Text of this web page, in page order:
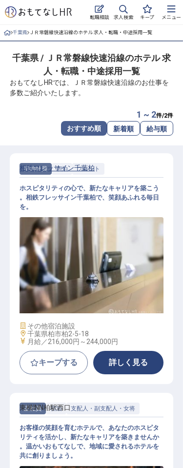
転職相談 求人検索 キープ メニュー
ログイン
求人・施設を探す
キープした求人
おもてなしHRについて
よくある質問
ホテル・宿泊業界情報コラム
無料 転職サポートに申し込む
採用をお考えの企業様へ
千葉県 ＪＲ常磐線快速沿線のホテル 求人・転職・中途採用一覧
千葉県 / ＪＲ常磐線快速沿線のホテル 求
人・転職・中途採用一覧
おもてなしHRでは、ＪＲ常磐線快速沿線のお仕事を
多数ご紹介いたします。
1 ~ 2件/2件
おすすめ順 新着順 給与順
契約社員 宿泊 フロント
フロントスタッフ
相鉄フレッサイン千葉柏
ホスピタリティの心で、新たなキャリアを築こう
。相鉄フレッサイン千葉柏で、笑顔あふれる毎日
を。
施設業態
その他宿泊施設
勤務地
千葉県柏市柏2-5-18
給与
月給／216,000円～ 244,000円
キープする 詳しく見る
正社員 宿泊 支配人・副支配人・女将
東横INN柏駅西口
お客様の笑顔を育むホテルで、あなたのホスピタ
リティを活かし、新たなキャリアを築きませんか
。温かいおもてなしで、地域に愛されるホテルを
共に創りましょう。